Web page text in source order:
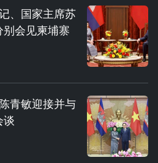
、国家主席苏
会见柬埔寨
青敏迎接并与
谈